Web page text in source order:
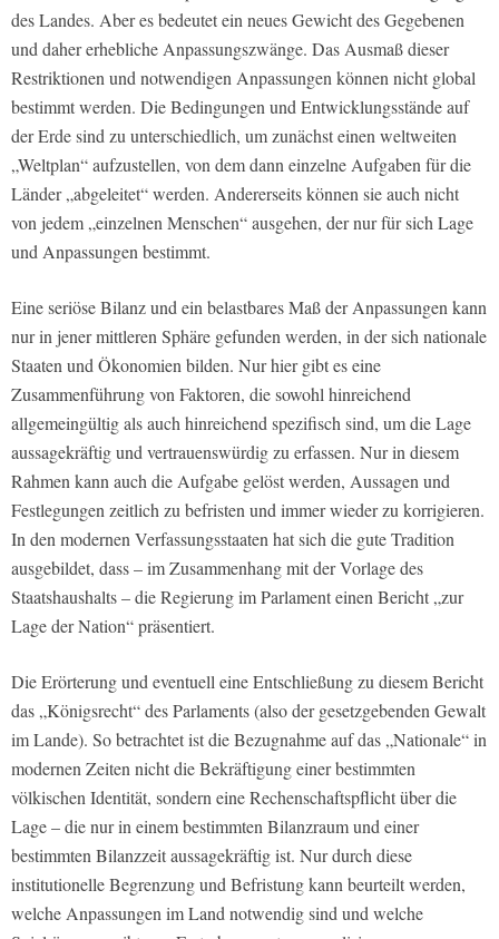
des Landes. Aber es bedeutet ein neues Gewicht des Gegebenen
und daher erhebliche Anpassungszwänge. Das Ausmaß dieser
Restriktionen und notwendigen Anpassungen können nicht global
bestimmt werden. Die Bedingungen und Entwicklungsstände auf
der Erde sind zu unterschiedlich, um zunächst einen weltweiten
„Weltplan“ aufzustellen, von dem dann einzelne Aufgaben für die
Länder „abgeleitet“ werden. Andererseits können sie auch nicht
von jedem „einzelnen Menschen“ ausgehen, der nur für sich Lage
und Anpassungen bestimmt.
Eine seriöse Bilanz und ein belastbares Maß der Anpassungen kann
nur in jener mittleren Sphäre gefunden werden, in der sich nationale
Staaten und Ökonomien bilden. Nur hier gibt es eine
Zusammenführung von Faktoren, die sowohl hinreichend
allgemeingültig als auch hinreichend spezifisch sind, um die Lage
aussagekräftig und vertrauenswürdig zu erfassen. Nur in diesem
Rahmen kann auch die Aufgabe gelöst werden, Aussagen und
Festlegungen zeitlich zu befristen und immer wieder zu korrigieren.
In den modernen Verfassungsstaaten hat sich die gute Tradition
ausgebildet, dass – im Zusammenhang mit der Vorlage des
Staatshaushalts – die Regierung im Parlament einen Bericht „zur
Lage der Nation“ präsentiert.
Die Erörterung und eventuell eine Entschließung zu diesem Bericht
das „Königsrecht“ des Parlaments (also der gesetzgebenden Gewalt
im Lande). So betrachtet ist die Bezugnahme auf das „Nationale“ in
modernen Zeiten nicht die Bekräftigung einer bestimmten
völkischen Identität, sondern eine Rechenschaftspflicht über die
Lage – die nur in einem bestimmten Bilanzraum und einer
bestimmten Bilanzzeit aussagekräftig ist. Nur durch diese
institutionelle Begrenzung und Befristung kann beurteilt werden,
welche Anpassungen im Land notwendig sind und welche